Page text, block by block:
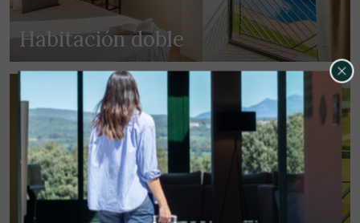
Gestionar mi reserva
Llegada
Habitación doble